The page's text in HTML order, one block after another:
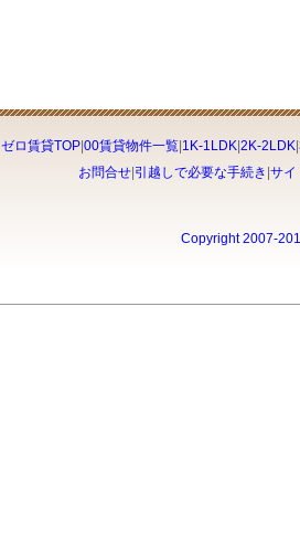
ゼロ賃貸TOP| 00賃貸物件一覧| 1K-1LDK| 2K-2LDK|
お問合せ 引越しで必要な手続き サイ
Copyright 2007-